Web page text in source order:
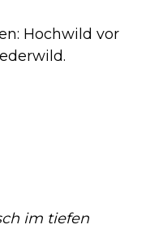
Hochwild vor
im tiefen